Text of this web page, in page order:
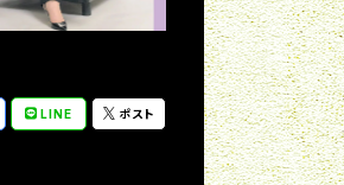
LINE ポスト